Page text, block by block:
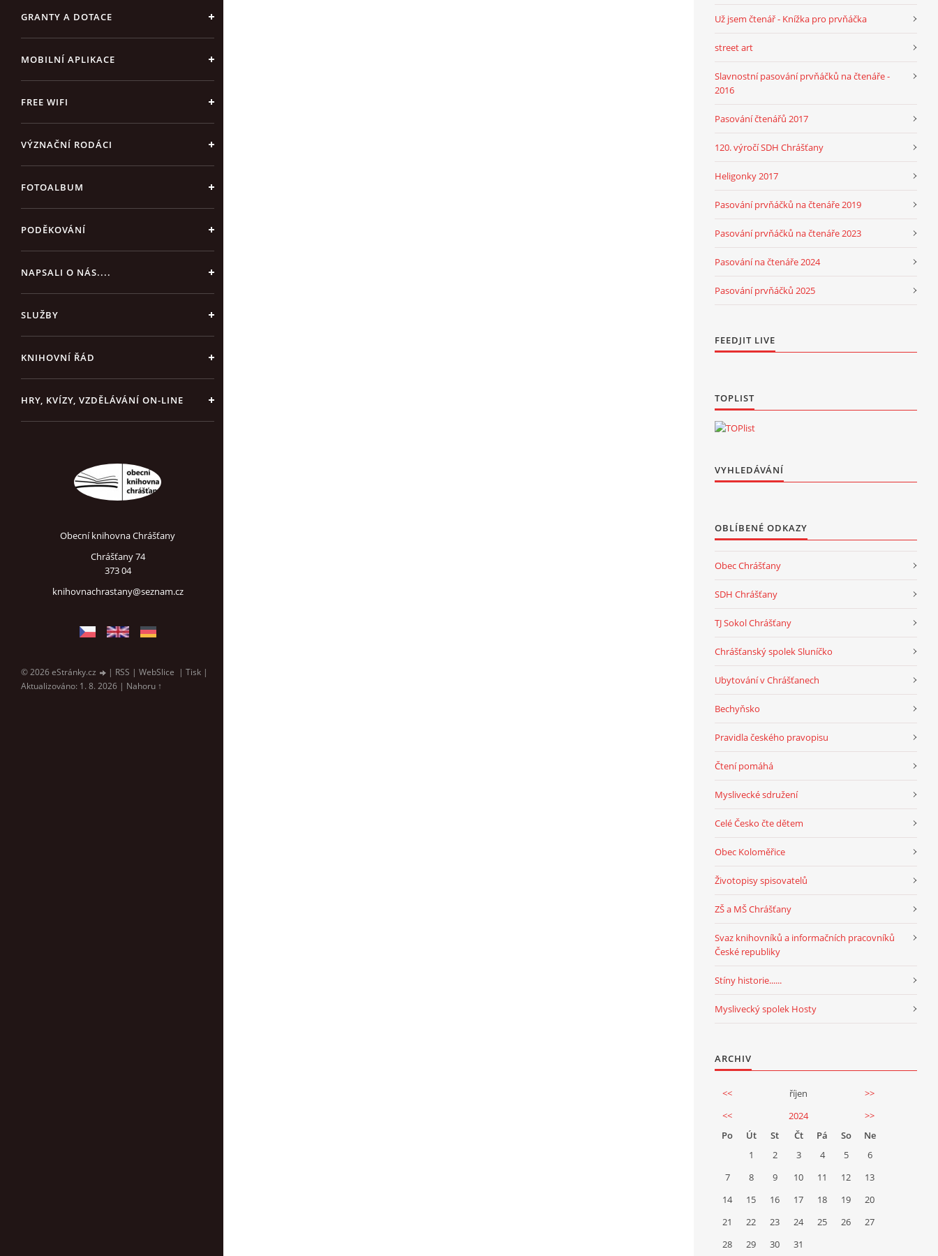
GRANTY A DOTACE
MOBILNÍ APLIKACE
FREE WIFI
VÝZNAČNÍ RODÁCI
FOTOALBUM
PODĚKOVÁNÍ
NAPSALI O NÁS....
SLUŽBY
KNIHOVNÍ ŘÁD
HRY, KVÍZY, VZDĚLÁVÁNÍ ON-LINE
Obecní knihovna Chrášťany
Chrášťany 74
373 04
knihovnachrastany@seznam.cz
© 2026 eStránky.cz | RSS | WebSlice | Tisk |
Aktualizováno: 1. 8. 2026 | Nahoru ↑
Už jsem čtenář - Knížka pro prvňáčka
street art
Slavnostní pasování prvňáčků na čtenáře -
2016
Pasování čtenářů 2017
120. výročí SDH Chrášťany
Heligonky 2017
Pasování prvňáčků na čtenáře 2019
Pasování prvňáčků na čtenáře 2023
Pasování na čtenáře 2024
Pasování prvňáčků 2025
FEEDJIT LIVE
TOPLIST
VYHLEDÁVÁNÍ
OBLÍBENÉ ODKAZY
Obec Chrášťany
SDH Chrášťany
TJ Sokol Chrášťany
Chrášťanský spolek Sluníčko
Ubytování v Chrášťanech
Bechyňsko
Pravidla českého pravopisu
Čtení pomáhá
Myslivecké sdružení
Celé Česko čte dětem
Obec Koloměřice
Životopisy spisovatelů
ZŠ a MŠ Chrášťany
Svaz knihovníků a informačních pracovníků
České republiky
Stíny historie......
Myslivecký spolek Hosty
ARCHIV
<< říjen
>>
<<
2024
>>
Po
Út St Čt Pá So
Ne
1
2 3 4 5
6
7
8 9 10 11 12
13
14
15 16 17 18 19
20
21
22 23 24 25 26
27
28
29 30 31